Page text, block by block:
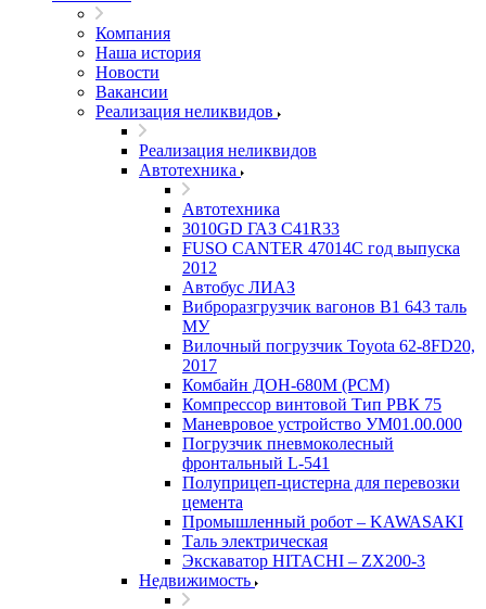
Компания
Наша история
Новости
Вакансии
Реализация неликвидов
Реализация неликвидов
Автотехника
Автотехника
3010GD ГАЗ С41R33
FUSO CANTER 47014C год выпуска
2012
Автобус ЛИАЗ
Виброразгрузчик вагонов В1 643 таль
МУ
Вилочный погрузчик Toyota 62-8FD20,
2017
Комбайн ДОН-680М (РСМ)
Компрессор винтовой Тип РВК 75
Маневровое устройство УМ01.00.000
Погрузчик пневмоколесный
фронтальный L-541
Полуприцеп-цистерна для перевозки
цемента
Промышленный робот – KAWASAKI
Таль электрическая
Экскаватор HITACHI – ZX200-3
Недвижимость